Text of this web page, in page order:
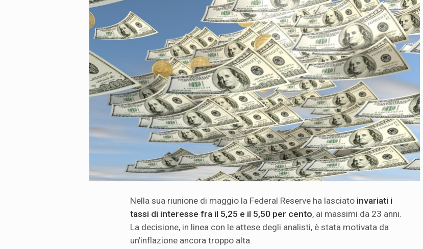
Nella sua riunione di maggio la Federal Reserve ha lasciato invariati i
tassi di interesse fra il 5,25 e il 5,50 per cento, ai massimi da 23 anni.
La decisione, in linea con le attese degli analisti, è stata motivata da
un’inflazione ancora troppo alta.